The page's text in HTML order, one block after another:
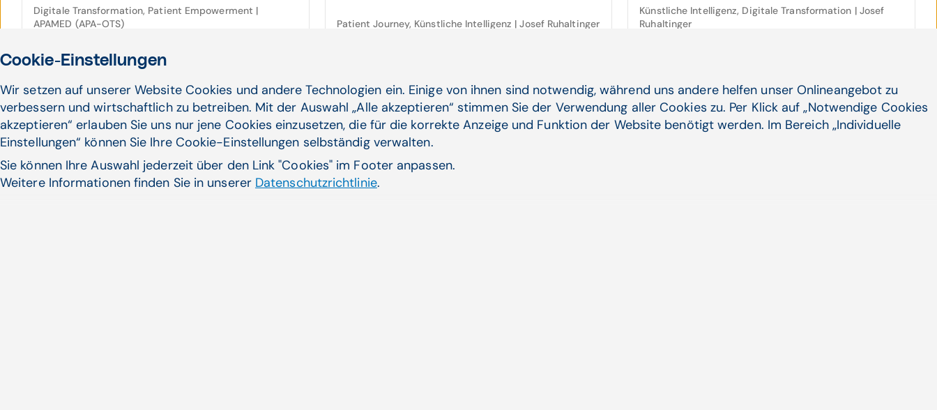
Digitale Transformation, Patient Empowerment |
APAMED (APA-OTS)
Patient Journey, Künstliche Intelligenz | Josef Ruhaltinger
Künstliche Intelligenz, Digitale Transformation | Josef
Ruhaltinger
20.10.22
Cookie-Einstellungen
Wir setzen auf unserer Website Cookies und andere Technologien ein. Einige von ihnen sind notwendig, während uns andere helfen unser Onlineangebot zu
verbessern und wirtschaftlich zu betreiben. Mit der Auswahl „Alle akzeptieren“ stimmen Sie der Verwendung aller Cookies zu. Per Klick auf „Notwendige Cookies
akzeptieren“ erlauben Sie uns nur jene Cookies einzusetzen, die für die korrekte Anzeige und Funktion der Website benötigt werden. Im Bereich „Individuelle
Einstellungen“ können Sie Ihre Cookie-Einstellungen selbständig verwalten.
Sie können Ihre Auswahl jederzeit über den Link "Cookies" im Footer anpassen.
Weitere Informationen finden Sie in unserer Datenschutzrichtlinie.